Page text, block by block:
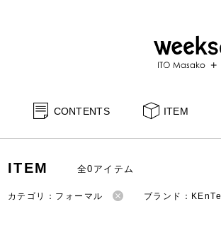
CONTENTS ITEM
ITEM 全0アイテム
カテゴリ：フォーマル ブランド：KEnTe